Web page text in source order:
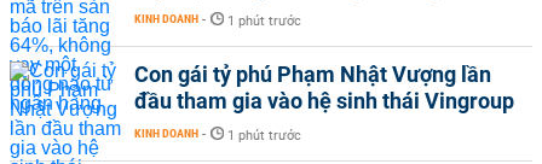
KINH DOANH - 1 phút trước
Con gái tỷ phú Phạm Nhật Vượng lần
đầu tham gia vào hệ sinh thái Vingroup
KINH DOANH - 1 phút trước